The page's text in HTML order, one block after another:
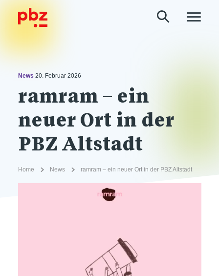
News 20. Februar 2026
ramram – ein
neuer Ort in der
PBZ Altstadt
Home News ramram – ein neuer Ort in der PBZ Altstadt